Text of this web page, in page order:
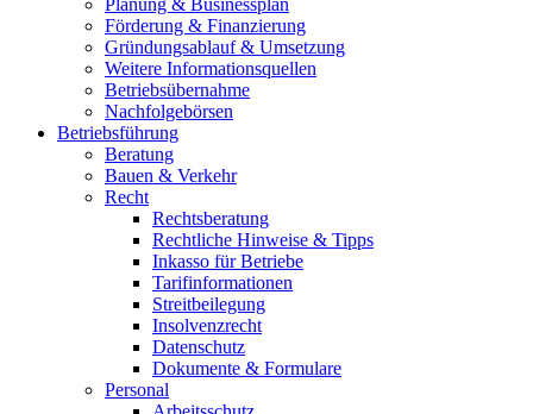
Planung & Businessplan
Förderung & Finanzierung
Gründungsablauf & Umsetzung
Weitere Informationsquellen
Betriebsübernahme
Nachfolgebörsen
Betriebsführung
Beratung
Bauen & Verkehr
Recht
Rechtsberatung
Rechtliche Hinweise & Tipps
Inkasso für Betriebe
Tarifinformationen
Streitbeilegung
Insolvenzrecht
Datenschutz
Dokumente & Formulare
Personal